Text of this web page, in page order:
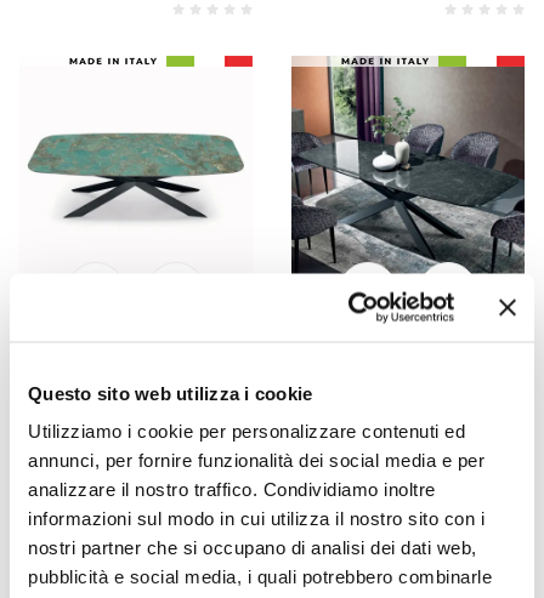
Questo sito web utilizza i cookie
Utilizziamo i cookie per personalizzare contenuti ed
annunci, per fornire funzionalità dei social media e per
analizzare il nostro traffico. Condividiamo inoltre
informazioni sul modo in cui utilizza il nostro sito con i
nostri partner che si occupano di analisi dei dati web,
pubblicità e social media, i quali potrebbero combinarle
طاولة ثابتة من السيراميك
الأمازونيتي المصقول، صنع
في إيطاليا - جروتا
- 20% AR 19.616,97AR
15.693,58
طاولة سيراميك يونانية سوداء
مصقولة مصنوعة في إيطاليا
- جروتا
- 20%AR 19.790,21
15.832,17